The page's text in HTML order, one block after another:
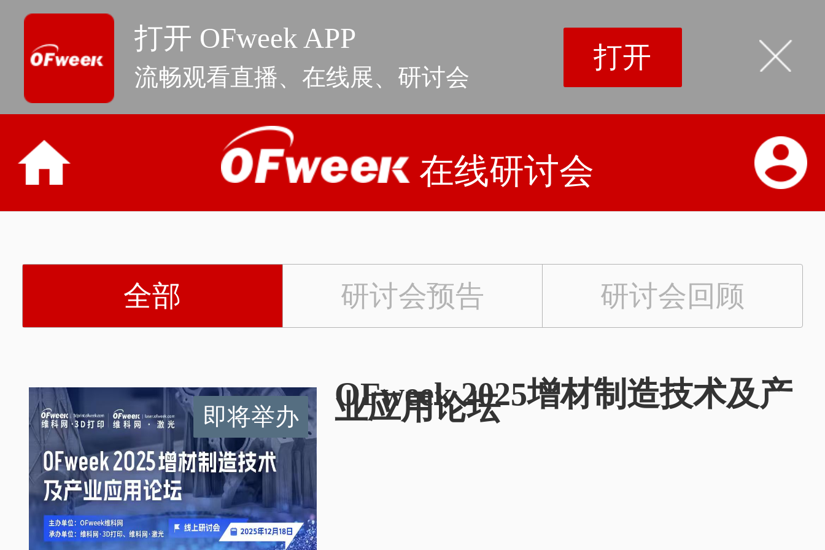
打开 OFweek APP
流畅观看直播、在线展、研讨会
打开
在线研讨会
全部 研讨会预告 研讨会回顾
即将举办
OFweek 2025增材制造技术及产
业应用论坛